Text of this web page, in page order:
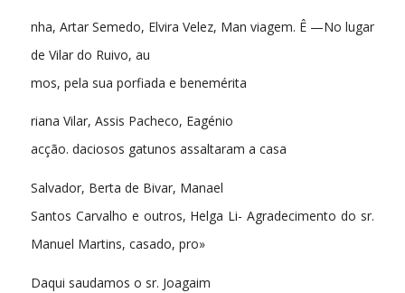
nha, Artar Semedo, Elvira Velez, Man viagem. Ê —No lugar
de Vilar do Ruivo, au
mos, pela sua porfiada e benemérita
riana Vilar, Assis Pacheco, Eagénio
acção. daciosos gatunos assaltaram a casa
Salvador, Berta de Bivar, Manael
Santos Carvalho e outros, Helga Li- Agradecimento do sr.
Manuel Martins, casado, pro»
Daqui saudamos o sr. Joagaim